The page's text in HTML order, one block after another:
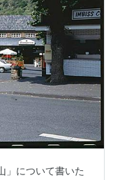
」について書いた